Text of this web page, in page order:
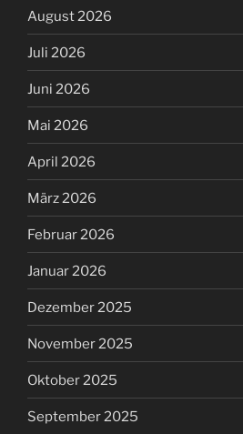
August 2026
Juli 2026
Juni 2026
Mai 2026
April 2026
März 2026
Februar 2026
Januar 2026
Dezember 2025
November 2025
Oktober 2025
September 2025